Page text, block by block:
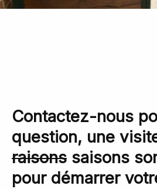
Contactez-nous
question, une
raisons saisons
pour démarrer